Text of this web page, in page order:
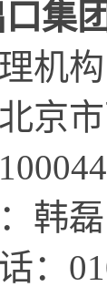
集
机构
京
100044
韩磊
：